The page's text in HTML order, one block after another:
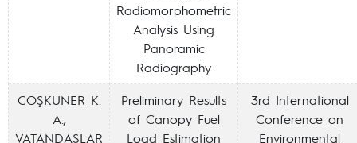
Radiomorphometric
Analysis Using
Panoramic
Radiography
COŞKUNER K.
A.,
VATANDAŞLAR
Preliminary Results
of Canopy Fuel
Load Estimation
3rd International
Conference on
Environmental